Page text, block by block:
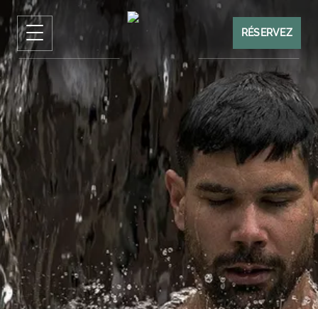
RÉSERVEZ